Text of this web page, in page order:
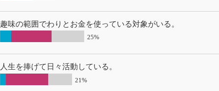
趣味の範囲でわりとお金を使っている対象がいる。
25%
人生を捧げて日々活動している。
21%